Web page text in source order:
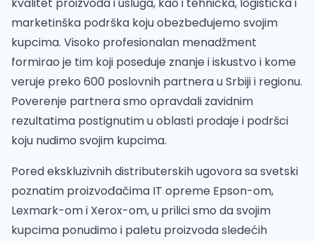
marketinška podrška koju obezbeđujemo svojim
kupcima. Visoko profesionalan menadžment
formirao je tim koji poseduje znanje i iskustvo i kome
veruje preko 600 poslovnih partnera u Srbiji i regionu.
Poverenje partnera smo opravdali zavidnim
rezultatima postignutim u oblasti prodaje i podršci
koju nudimo svojim kupcima.
Pored ekskluzivnih distributerskih ugovora sa svetski
poznatim proizvođačima IT opreme Epson-om,
Lexmark-om i Xerox-om, u prilici smo da svojim
kupcima ponudimo i paletu proizvoda sledećih